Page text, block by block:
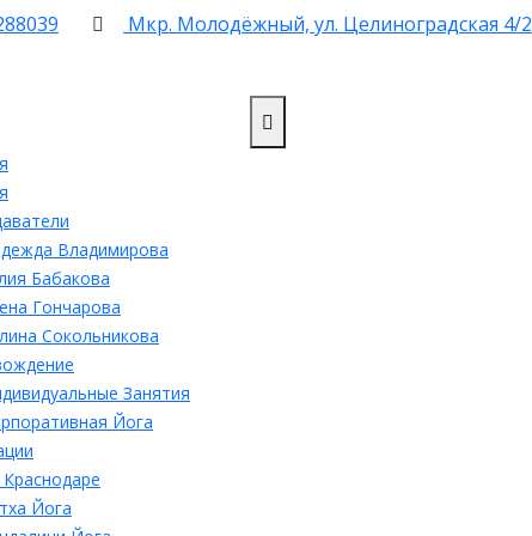
Мкр. Молодëжный, ул. Целиноградская 4/2
Владимирова
Бабакова
Гончарова
Сокольникова
Занятия
Йога
Йога